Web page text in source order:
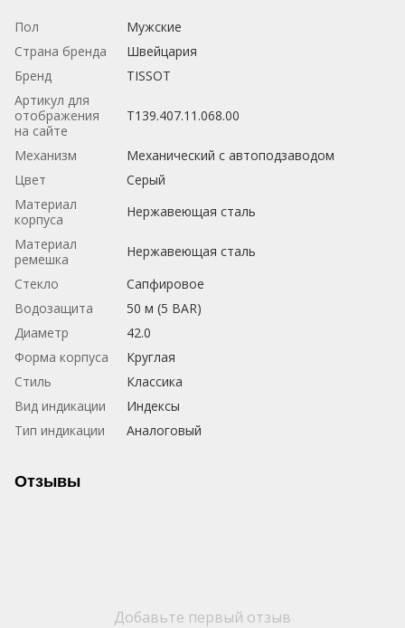
Пол
Мужские
Страна бренда
Швейцария
Бренд
TISSOT
Артикул для
отображения
на сайте
T139.407.11.068.00
Механизм
Механический с автоподзаводом
Цвет
Серый
Материал
корпуса
Нержавеющая сталь
Материал
ремешка
Нержавеющая сталь
Стекло
Сапфировое
Водозащита
50 м (5 BAR)
Диаметр
42.0
Форма корпуса
Круглая
Стиль
Классика
Вид индикации
Индексы
Тип индикации
Аналоговый
Отзывы
Добавьте первый отзыв